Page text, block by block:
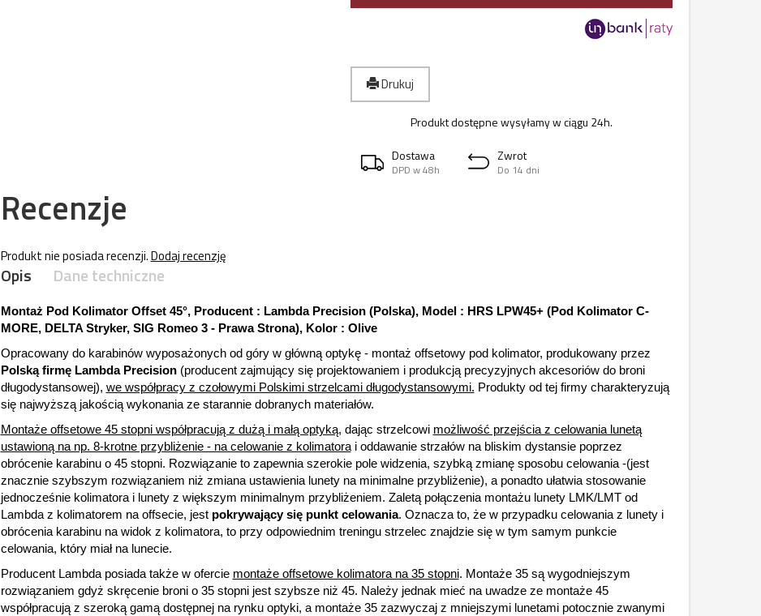
Drukuj
Produkt dostępne wysyłamy w ciągu 24h.
Dostawa
DPD w 48h
Zwrot
Do 14 dni
Recenzje
Produkt nie posiada recenzji.Dodaj recenzję
Opis Dane techniczne
Montaż Pod Kolimator Offset 45°, Producent : Lambda Precision (Polska), Model : HRS LPW45+ (Pod Kolimator C-
MORE, DELTA Stryker, SIG Romeo 3 - Prawa Strona), Kolor : Olive
Opracowany do karabinów wyposażonych od góry w główną optykę - montaż offsetowy pod kolimator, produkowany przez
Polską firmę Lambda Precision(producent zajmujący się projektowaniem i produkcją precyzyjnych akcesoriów do broni
długodystansowej), we współpracy z czołowymi Polskimi strzelcami długodystansowymi. Produkty od tej firmy charakteryzują
się najwyższą jakością wykonania ze starannie dobranych materiałów.
Montaże offsetowe 45 stopni współpracują z dużą i małą optyką, dając strzelcowi możliwość przejścia z celowania lunetą
ustawioną na np. 8-krotne przybliżenie - na celowanie z kolimatorai oddawanie strzałów na bliskim dystansie poprzez
obrócenie karabinu o 45 stopni. Rozwiązanie to zapewnia szerokie pole widzenia, szybką zmianę sposobu celowania -(jest
znacznie szybszym rozwiązaniem niż zmiana ustawienia lunety na minimalne przybliżenie), a ponadto ułatwia stosowanie
jednocześnie kolimatora i lunety z większym minimalnym przybliżeniem. Zaletą połączenia montażu lunety LMK/LMT od
Lambda z kolimatorem na offsecie, jest pokrywający się punkt celowania. Oznacza to, że w przypadku celowania z lunety i
obrócenia karabinu na widok z kolimatora, to przy odpowiednim treningu strzelec znajdzie się w tym samym punkcie
celowania, który miał na lunecie.
Producent Lambda posiada także w ofercie montaże offsetowe kolimatora na 35 stopni. Montaże 35 są wygodniejszym
rozwiązaniem gdyż skręcenie broni o 35 stopni jest szybsze niż 45. Należy jednak mieć na uwadze ze montaże 45
współpracują z szeroką gamą dostępnej na rynku optyki, a montaże 35 zazwyczaj z mniejszymi lunetami potocznie zwanymi